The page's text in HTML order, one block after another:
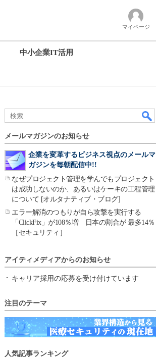
マイページ
中小企業IT活用
メールマガジンのお知らせ
企業を変革するビジネス視点のメールマ
ガジンを毎朝配信中!!
なぜプロジェクト管理を学んでもプロジェクト
は成功しないのか、あるいはケーキの工程管理
について [オルタナティブ・ブログ]
エラー解消のつもりが自ら攻撃を実行する
「ClickFix」が108％増 日本の割合が 最多14％
［セキュリティ］
アイティメディアからのお知らせ
キャリア採用の応募を受け付けています
注目のテーマ
人気記事ランキング